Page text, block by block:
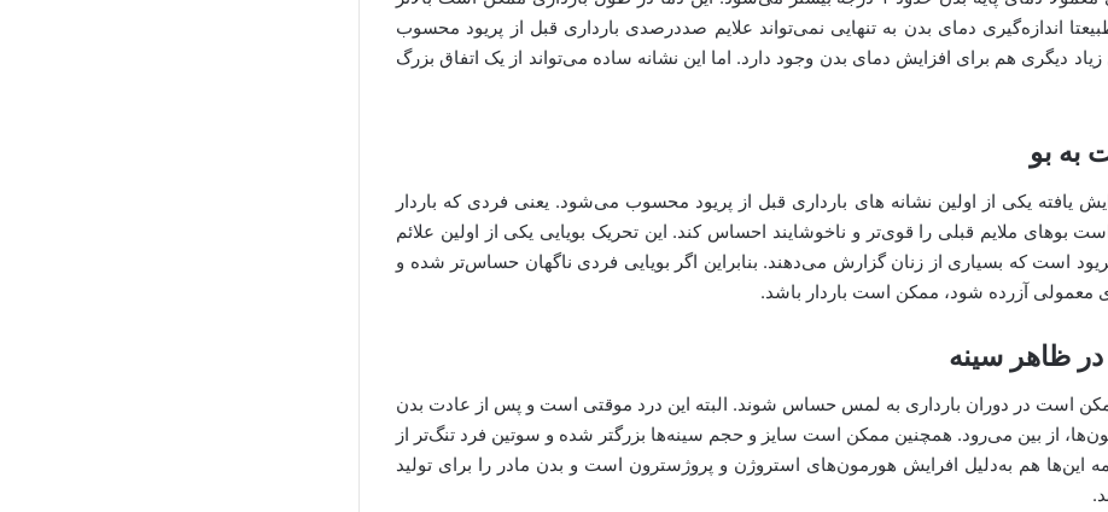
اندازه‌گیری دمای بدن به تنهایی نمی‌تواند علایم صددرصدی بارداری قبل از پریود محسوب
دیگری هم برای افزایش دمای بدن وجود دارد. اما این نشانه ساده می‌تواند از یک اتفاق بزرگ
یافته یکی از اولین نشانه های بارداری قبل از پریود محسوب می‌شود. یعنی فردی که باردار
بوهای ملایم قبلی را قوی‌تر و ناخوشایند احساس کند. این تحریک بویایی یکی از اولین علائم
است که بسیاری از زنان گزارش می‌دهند. بنابراین اگر بویایی فردی ناگهان حساس‌تر شده و
معمولی آزرده شود، ممکن است باردار باشد.
است در دوران بارداری به لمس حساس شوند. البته این درد موقتی است و پس از عادت بدن
از بین می‌رود. همچنین ممکن است سایز و حجم سینه‌ها بزرگتر شده و سوتین فرد تنگ‌تر از
این‌ها هم به‌دلیل افرایش هورمون‌های استروژن و پروژسترون است و بدن مادر را برای تولید